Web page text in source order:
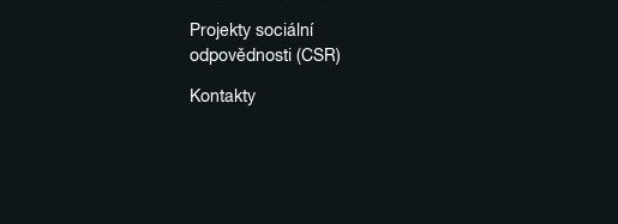
Projekty sociální
odpovědnosti (CSR)
Kontakty